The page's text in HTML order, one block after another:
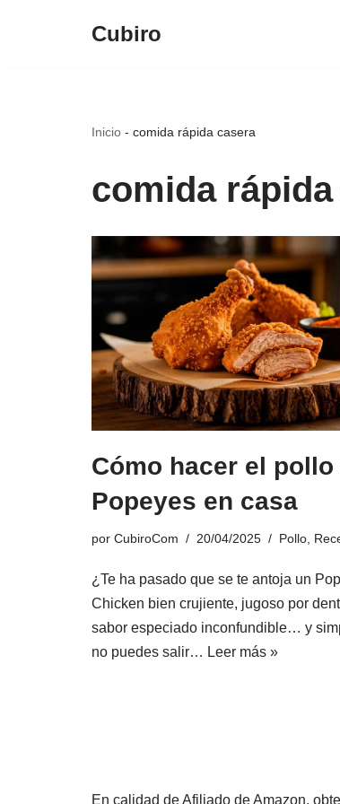
Cubiro
Inicio - comida rápida casera
comida
Cómo hacer el pollo
Popeyes en casa
por CubiroCom 20/04/2025 Pollo
¿Te ha pasado que se te antoja un
Chicken bien crujiente, jugoso por
sabor especiado inconfundible… y
no puedes salir… Leer más »
En calidad de Afiliado de Amazon,